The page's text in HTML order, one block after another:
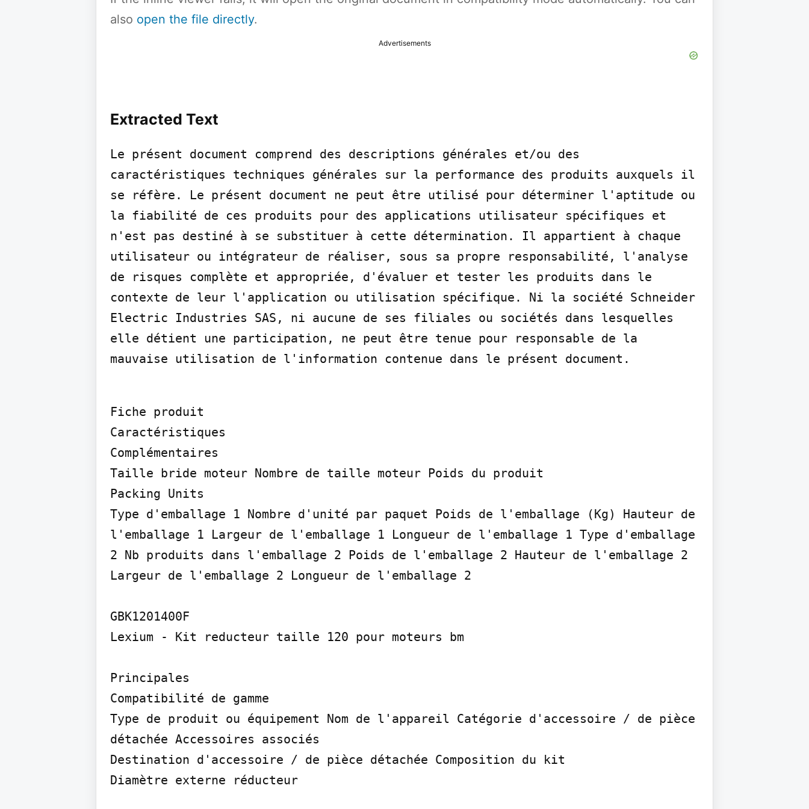
also open the file directly.
Advertisements
Extracted Text
Le présent document comprend des descriptions générales et/ou des
caractéristiques techniques générales sur la performance des produits auxquels il
se réfère. Le présent document ne peut être utilisé pour déterminer l'aptitude ou
la fiabilité de ces produits pour des applications utilisateur spécifiques et
n'est pas destiné à se substituer à cette détermination. Il appartient à chaque
utilisateur ou intégrateur de réaliser, sous sa propre responsabilité, l'analyse
de risques complète et appropriée, d'évaluer et tester les produits dans le
contexte de leur l'application ou utilisation spécifique. Ni la société Schneider
Electric Industries SAS, ni aucune de ses filiales ou sociétés dans lesquelles
elle détient une participation, ne peut être tenue pour responsable de la
mauvaise utilisation de l'information contenue dans le présent document.
Fiche produit
Caractéristiques
Complémentaires
Taille bride moteur Nombre de taille moteur Poids du produit
Packing Units
Type d'emballage 1 Nombre d'unité par paquet Poids de l'emballage (Kg) Hauteur de
l'emballage 1 Largeur de l'emballage 1 Longueur de l'emballage 1 Type d'emballage
2 Nb produits dans l'emballage 2 Poids de l'emballage 2 Hauteur de l'emballage 2
Largeur de l'emballage 2 Longueur de l'emballage 2
GBK1201400F
Lexium - Kit reducteur taille 120 pour moteurs bm
Principales
Compatibilité de gamme
Type de produit ou équipement Nom de l'appareil Catégorie d'accessoire / de pièce
détachée Accessoires associés
Destination d'accessoire / de pièce détachée Composition du kit
Diamètre externe réducteur